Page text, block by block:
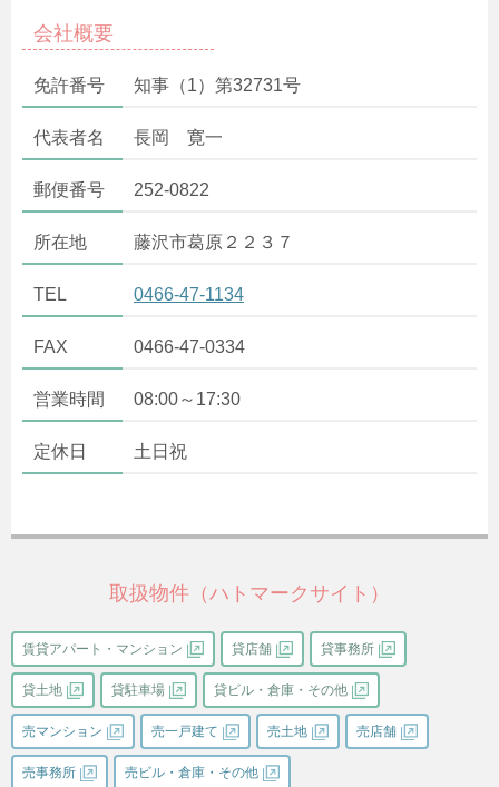
会社概要
免許番号 知事（1）第32731号
代表者名 長岡 寛一
郵便番号 252-0822
所在地 藤沢市葛原２２３７
TEL 0466-47-1134
FAX 0466-47-0334
営業時間 08:00～17:30
定休日 土日祝
取扱物件（ハトマークサイト）
賃貸アパート・マンション 貸店舗 貸事務所
貸土地 貸駐車場 貸ビル・倉庫・その他
売マンション 売一戸建て 売土地 売店舗
売事務所 売ビル・倉庫・その他